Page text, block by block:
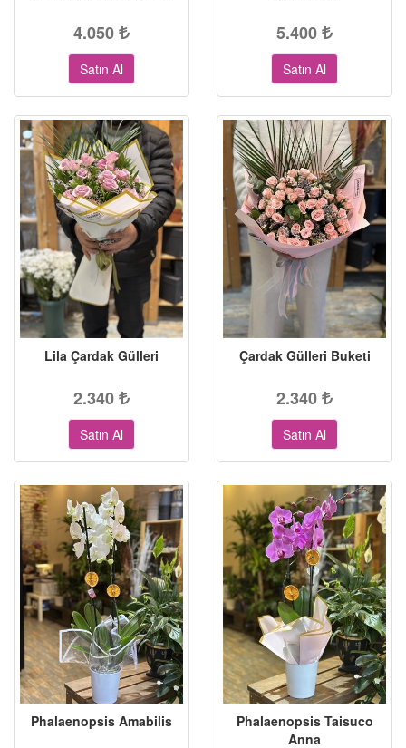
4.050
Satın Al
5.400
Satın Al
Lila Çardak Gülleri
2.340
Satın Al
Çardak Gülleri Buketi
2.340
Satın Al
Phalaenopsis Amabilis
Phalaenopsis Taisuco
Anna